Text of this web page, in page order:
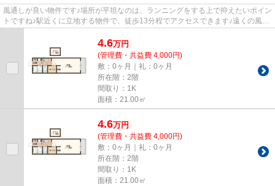
風通しが良い物件です♪場所が平坦なのは、ランニングをする上で抑えたいポイン
トですね♪駅近くに立地する物件で、徒歩13分程でアクセスできます♪遠くの風景
4.6万円
(管理費・共益費 4,000円)
敷：0ヶ月｜礼：0ヶ月
所在階：2階
間取り：1K
面積：21.00㎡
4.6万円
(管理費・共益費 4,000円)
敷：0ヶ月｜礼：0ヶ月
所在階：2階
間取り：1K
面積：21.00㎡